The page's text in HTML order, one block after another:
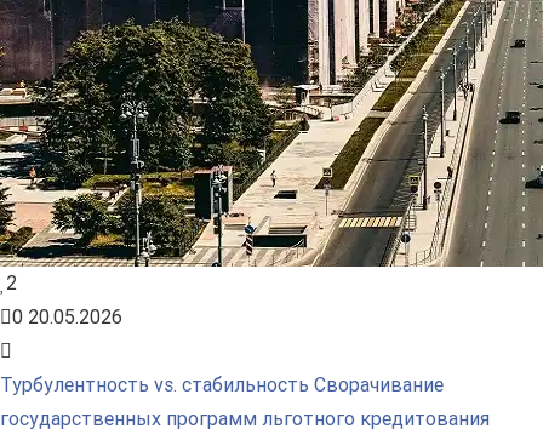
2
0 20.05.2026
Турбулентность vs. стабильность Сворачивание
государственных программ льготного кредитования